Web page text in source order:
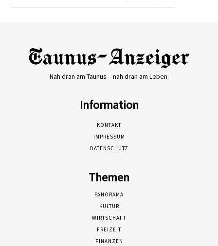
Nah dran am Taunus – nah dran am Leben.
Information
KONTAKT
IMPRESSUM
DATENSCHUTZ
Themen
PANORAMA
KULTUR
WIRTSCHAFT
FREIZEIT
FINANZEN